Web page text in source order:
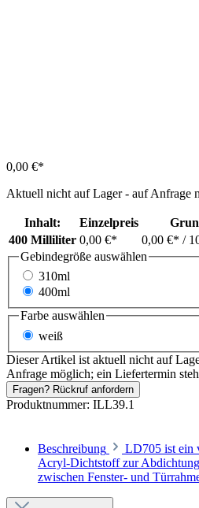
0,00 €*
Aktuell nicht auf Lager - auf Anfrage
Inhalt: Einzelpreis
400 Milliliter 0,00 €* 0,00 €* /
Gebindegröße auswählen
310ml
400ml
Farbe auswählen
weiß
Dieser Artikel ist aktuell nicht auf
Anfrage möglich; ein Liefertermin
Fragen? Rückruf anfordern
Produktnummer: ILL39.1
Beschreibung
LD705 ist ein
Acryl-Dichtstoff zur
zwischen Fenster- und